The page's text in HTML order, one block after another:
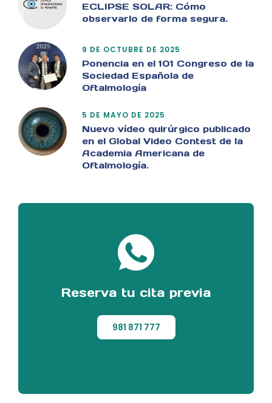
ECLIPSE SOLAR: Cómo
observarlo de forma segura.
9 DE OCTUBRE DE 2025
Ponencia en el 101 Congreso de la
Sociedad Española de
Oftalmología
5 DE MAYO DE 2025
Nuevo vídeo quirúrgico publicado
en el Global Video Contest de la
Academia Americana de
Oftalmología.
Reserva tu cita previa
981 871 777